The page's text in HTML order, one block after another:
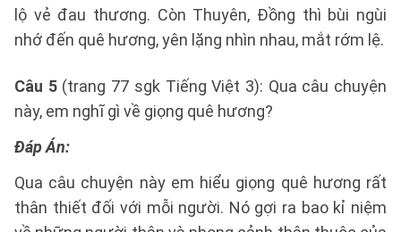
lộ vẻ đau thương. Còn Thuyên, Đồng thì bùi ngùi
nhớ đến quê hương, yên lặng nhìn nhau, mắt rớm lệ.
Câu 5(trang 77 sgk Tiếng Việt 3): Qua câu chuyện
này, em nghĩ gì về giọng quê hương?
Đáp Án:
Qua câu chuyện này em hiểu giọng quê hương rất
thân thiết đối với mỗi người. Nó gợi ra bao kỉ niệm